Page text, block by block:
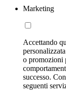
Marketing
Accettando
o promozioni
successo.
seguenti